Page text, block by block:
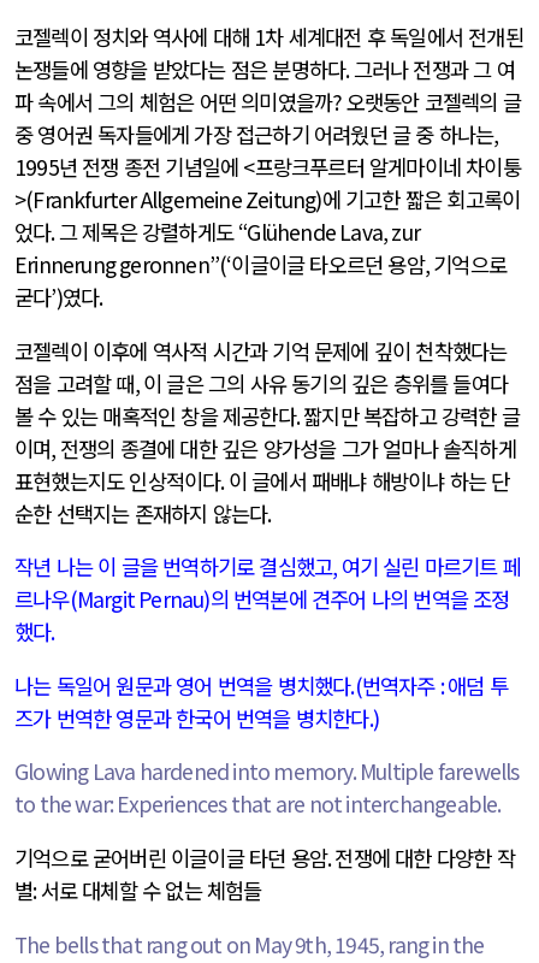
코젤렉이 정치와 역사에 대해 1차 세계대전 후 독일에서 전개된
논쟁들에 영향을 받았다는 점은 분명하다.그러나 전쟁과 그 여
파 속에서 그의 체험은 어떤 의미였을까?오랫동안 코젤렉의 글
중 영어권 독자들에게 가장 접근하기 어려웠던 글 중 하나는,
1995년 전쟁 종전 기념일에 <프랑크푸르터 알게마이네 차이퉁
>(Frankfurter Allgemeine Zeitung)에 기고한 짧은 회고록이
었다.그 제목은 강렬하게도“Glühende Lava, zur
Erinnerung geronnen”(‘이글이글 타오르던 용암,기억으로
굳다’)였다.
코젤렉이 이후에 역사적 시간과 기억 문제에 깊이 천착했다는
점을 고려할 때,이 글은 그의 사유 동기의 깊은 층위를 들여다
볼 수 있는 매혹적인 창을 제공한다.짧지만 복잡하고 강력한 글
이며, 전쟁의 종결에 대한 깊은 양가성을 그가 얼마나 솔직하게
표현했는지도 인상적이다.이 글에서 패배냐 해방이냐 하는 단
순한 선택지는 존재하지 않는다.
작년 나는 이 글을 번역하기로 결심했고, 여기 실린 마르기트 페
르나우(Margit Pernau)의 번역본에 견주어 나의 번역을 조정
했다.
나는 독일어 원문과 영어 번역을 병치했다.(번역자주 :애덤 투
즈가 번역한 영문과 한국어 번역을 병치한다.)
Glowing Lava hardened into memory. Multiple farewells
to the war: Experiences that are not interchangeable.
기억으로 굳어버린 이글이글 타던 용암.전쟁에 대한 다양한 작
별:서로 대체할 수 없는 체험들
The bells that rang out on May 9th, 1945, rang in the